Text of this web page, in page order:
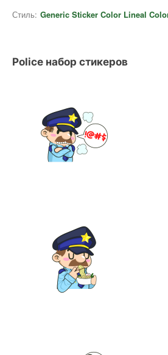
Стиль: Generic Sticker Color Lineal
Police набор стикеров